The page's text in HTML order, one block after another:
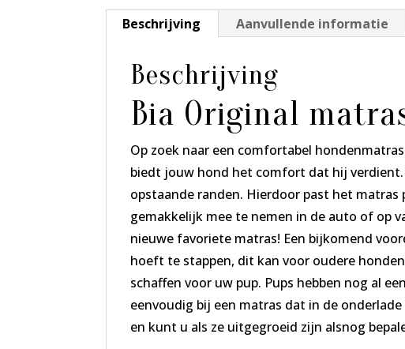
Beschrijving Aanvullende informatie
Beschrijving
Bia Original
Op zoek naar een comfortabel
biedt jouw hond het comfort dat hij
opstaande randen. Hierdoor past het
gemakkelijk mee te nemen in de auto of op
nieuwe favoriete matras! Een bijkomend
hoeft te stappen, dit kan voor oudere
schaffen voor uw pup. Pups hebben nog al
eenvoudig bij een matras dat in de
en kunt u als ze uitgegroeid zijn alsnog